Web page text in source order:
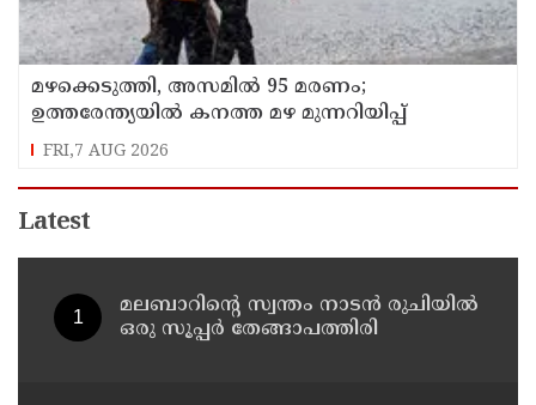
മഴക്കെടുത്തി, അസമിൽ 95 മരണം;
ഉത്തരേന്ത്യയില്‍ കനത്ത മഴ മുന്നറിയിപ്പ്
FRI,7 AUG 2026
Latest
മലബാറിന്റെ സ്വന്തം നാടൻ രുചിയിൽ
ഒരു സൂപ്പർ തേങ്ങാപത്തിരി